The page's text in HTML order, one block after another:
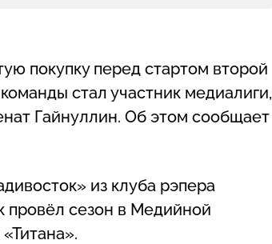
покупку перед стартом второй
стал участник медиалиги,
Гайнуллин. Об этом сообщает
из клуба рэпера
провёл сезон в Медийной